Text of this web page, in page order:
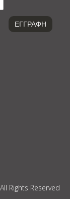
Rights Reserved